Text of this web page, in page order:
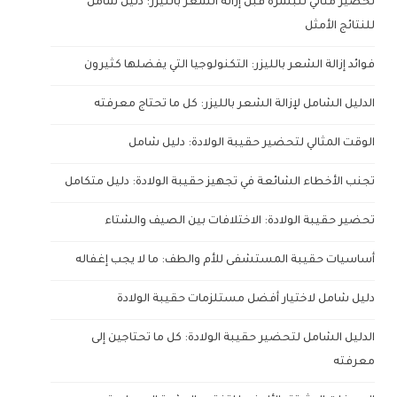
تحضير مثالي للبشرة قبل إزالة الشعر بالليزر: دليل شامل
للنتائج الأمثل
فوائد إزالة الشعر بالليزر: التكنولوجيا التي يفضلها كثيرون
الدليل الشامل لإزالة الشعر بالليزر: كل ما تحتاج معرفته
الوقت المثالي لتحضير حقيبة الولادة: دليل شامل
تجنب الأخطاء الشائعة في تجهيز حقيبة الولادة: دليل متكامل
تحضير حقيبة الولادة: الاختلافات بين الصيف والشتاء
أساسيات حقيبة المستشفى للأم والطف: ما لا يجب إغفاله
دليل شامل لاختيار أفضل مستلزمات حقيبة الولادة
الدليل الشامل لتحضير حقيبة الولادة: كل ما تحتاجين إلى
معرفته